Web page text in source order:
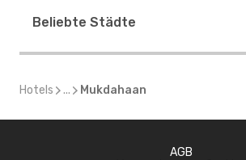
Beliebte Städte
Hotels ... Mukdahaan
AGB